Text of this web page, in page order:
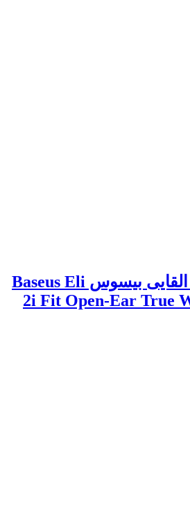
هندزفری بلوتوث القایی بیسوس Baseus Eli
2i Fit Open-Ear True